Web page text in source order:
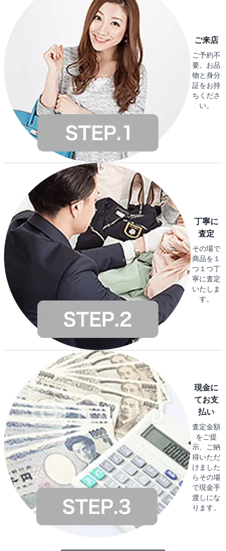
ご来店
ご予約不
要。お品
物と身分
証をお持
ちくださ
い。
丁寧に
査定
その場で
商品を１
つ１つ丁
寧に査定
いたしま
す。
現金に
てお支
払い
査定金額
をご提
示、ご納
得いただ
けました
らその場
で現金手
渡しにな
ります。